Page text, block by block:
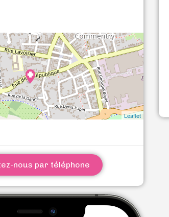
Leaflet
nous par téléphone